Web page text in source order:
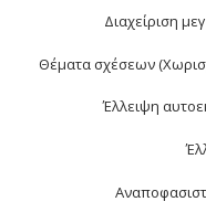
Διαχείριση
Θέματα σχέσεων
Έλλειψη